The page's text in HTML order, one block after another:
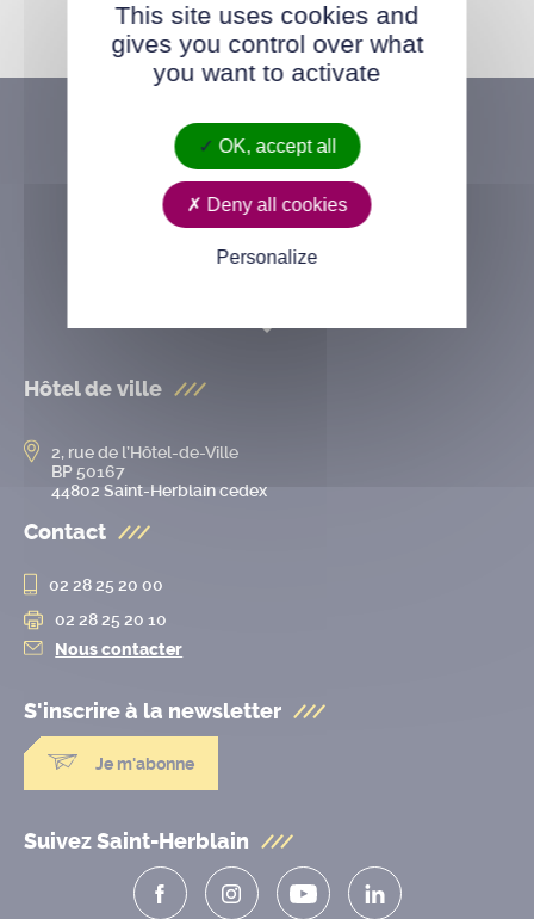
Hôtel de ville
2, rue de l’Hôtel-de-Ville
BP 50167
44802 Saint-Herblain cedex
Contact
02 28 25 20 00
02 28 25 20 10
Nous contacter
S'inscrire à la newsletter
Je m'abonne
Suivez Saint-Herblain
This site uses cookies and
gives you control over what
you want to activate
OK, accept all
Deny all cookies
Personalize